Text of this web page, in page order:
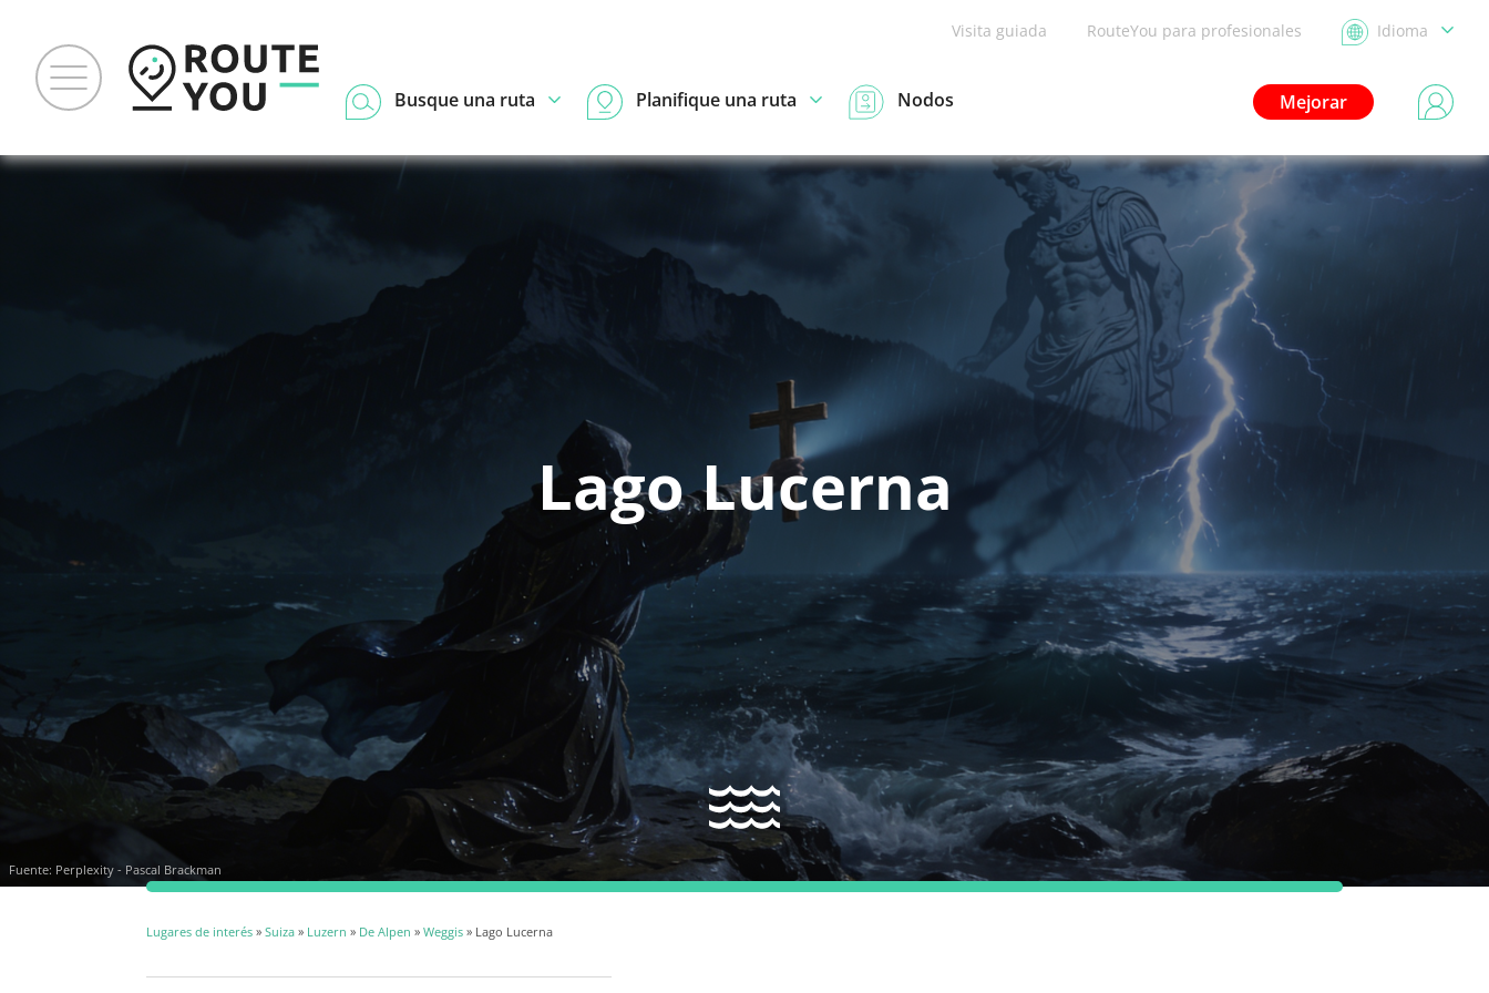
Visita guiada RouteYou para profesionales Idioma
Mejorar
Busque una ruta Planifique una ruta Nodos
Lago Lucerna
Fuente: Perplexity - Pascal Brackman
Lugares de interés » Suiza » Luzern » De Alpen » Weggis » Lago Lucerna